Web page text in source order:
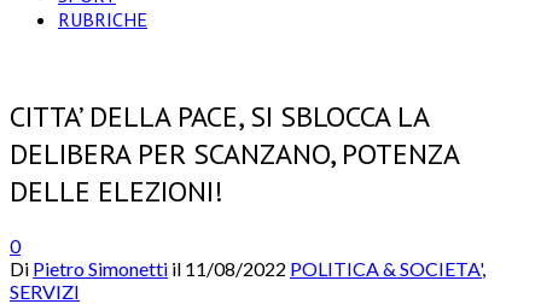
RUBRICHE
CITTA’ DELLA PACE, SI SBLOCCA LA
DELIBERA PER SCANZANO, POTENZA
DELLE ELEZIONI!
0
Di Pietro Simonetti il 11/08/2022 POLITICA & SOCIETA',
SERVIZI